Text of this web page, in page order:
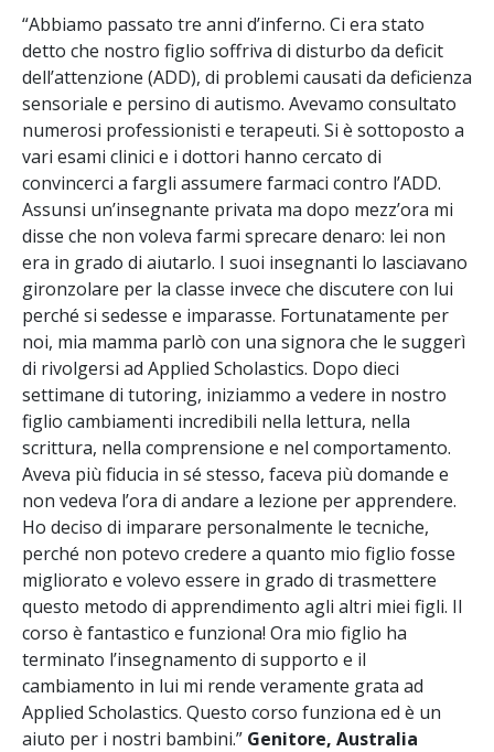
“Abbiamo passato tre anni d’inferno. Ci era stato
detto che nostro figlio soffriva di disturbo da deficit
dell’attenzione (ADD), di problemi causati da deficienza
sensoriale e persino di autismo. Avevamo consultato
numerosi professionisti e terapeuti. Si è sottoposto a
vari esami clinici e i dottori hanno cercato di
convincerci a fargli assumere farmaci contro l’ADD.
Assunsi un’insegnante privata ma dopo mezz’ora mi
disse che non voleva farmi sprecare denaro: lei non
era in grado di aiutarlo. I suoi insegnanti lo lasciavano
gironzolare per la classe invece che discutere con lui
perché si sedesse e imparasse. Fortunatamente per
noi, mia mamma parlò con una signora che le suggerì
di rivolgersi ad Applied Scholastics. Dopo dieci
settimane di tutoring, iniziammo a vedere in nostro
figlio cambiamenti incredibili nella lettura, nella
scrittura, nella comprensione e nel comportamento.
Aveva più fiducia in sé stesso, faceva più domande e
non vedeva l’ora di andare a lezione per apprendere.
Ho deciso di imparare personalmente le tecniche,
perché non potevo credere a quanto mio figlio fosse
migliorato e volevo essere in grado di trasmettere
questo metodo di apprendimento agli altri miei figli. Il
corso è fantastico e funziona! Ora mio figlio ha
terminato l’insegnamento di supporto e il
cambiamento in lui mi rende veramente grata ad
Applied Scholastics. Questo corso funziona ed è un
aiuto per i nostri bambini.” Genitore, Australia